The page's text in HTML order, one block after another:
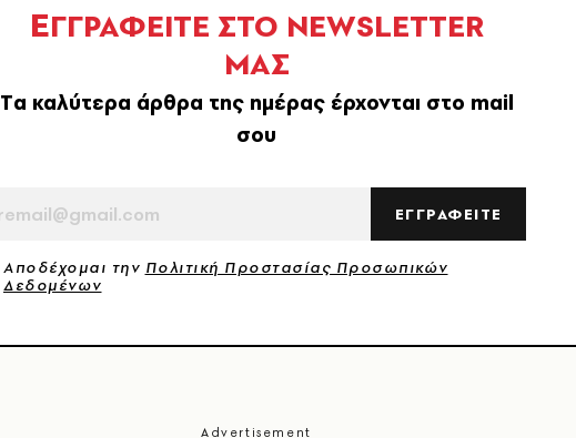
ΕΓΓΡΑΦΕΙΤΕ ΣΤΟ NEWSLETTER
ΜΑΣ
Tα καλύτερα άρθρα της ημέρας έρχονται στο mail
σου
ΕΓΓΡΑΦΕΙΤΕ
Αποδέχομαι την Πολιτική Προστασίας Προσωπικών
Δεδομένων